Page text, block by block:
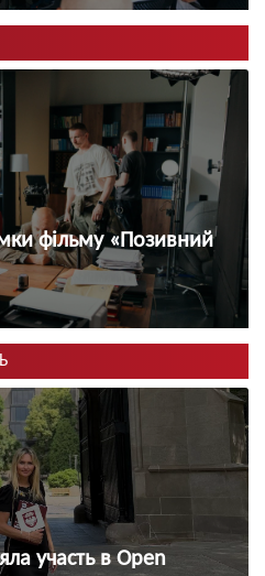
фільму «Позивний
участь в Open